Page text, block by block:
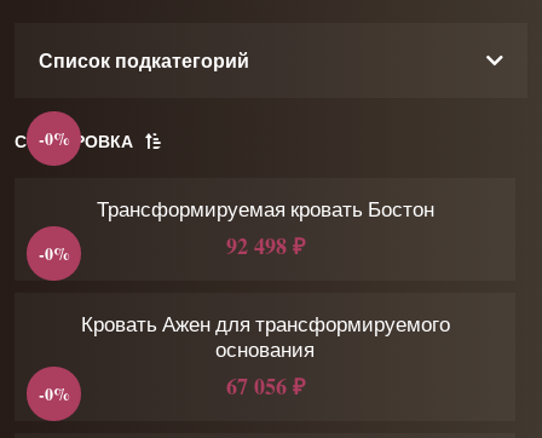
Список подкатегорий
СОРТИРОВКА
-0%
Трансформируемая кровать Бостон
92 498 ₽
-0%
Кровать Ажен для трансформируемого
основания
67 056 ₽
-0%